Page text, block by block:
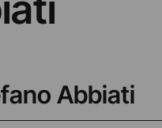
Abbiati